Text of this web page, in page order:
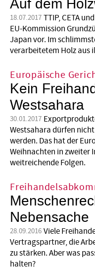
Auf dem
18.07.2017 TTIP, CETA
EU-Kommission
Japan vor. Im
verarbeitetem Holz aus
Europäische
Kein
Westsahara
30.01.2017
Westsahara dürfen
werden. Das hat der
Weihnachten in zweiter
weitreichende Folgen.
Nebensache
28.09.2016 Viele
Vertragspartner, die
zu stärken. Aber was
halten?